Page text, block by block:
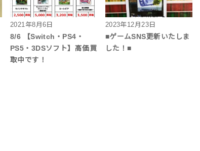
2021年8月6日
8/6 【Switch・PS4・
PS5・3DSソフト】高価買
取中です！
2023年12月23日
■ゲームSNS更新いたしま
した！■